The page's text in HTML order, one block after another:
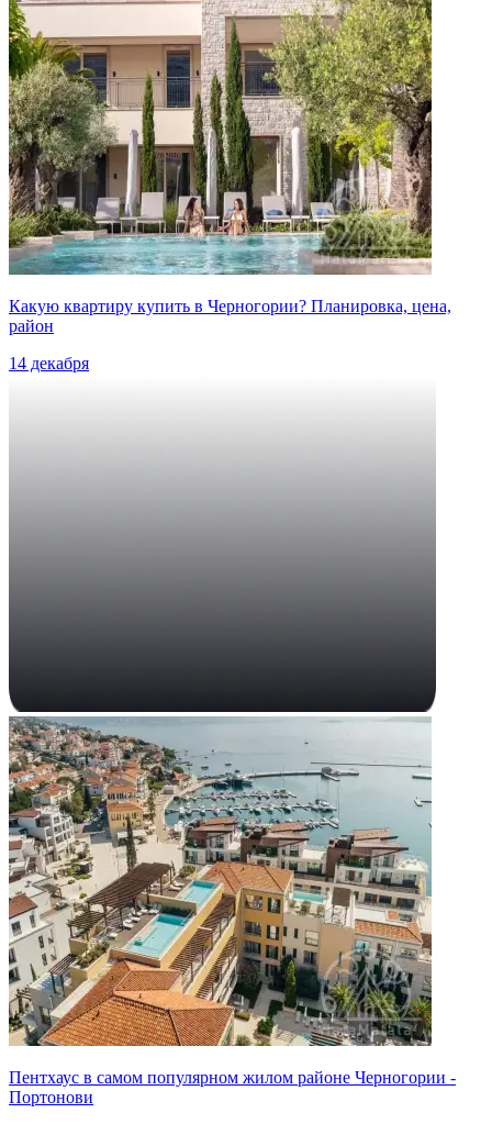
Какую квартиру купить в Черногории? Планировка, цена,
район
14 декабря
Пентхаус в самом популярном жилом районе Черногории -
Портонови